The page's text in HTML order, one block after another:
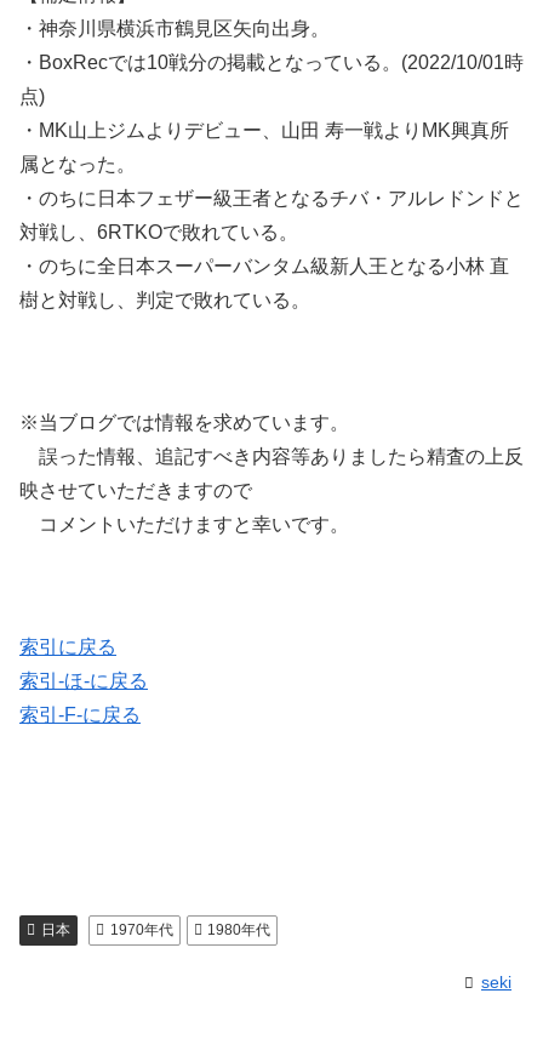
・神奈川県横浜市鶴見区矢向出身。
・BoxRecでは10戦分の掲載となっている。(2022/10/01時
点)
・MK山上ジムよりデビュー、山田 寿一戦よりMK興真所
属となった。
・のちに日本フェザー級王者となるチバ・アルレドンドと
対戦し、6RTKOで敗れている。
・のちに全日本スーパーバンタム級新人王となる小林 直
樹と対戦し、判定で敗れている。
※当ブログでは情報を求めています。
誤った情報、追記すべき内容等ありましたら精査の上反
映させていただきますので
コメントいただけますと幸いです。
索引に戻る
索引-ほ-に戻る
索引-F-に戻る
日本 1970年代 1980年代
seki